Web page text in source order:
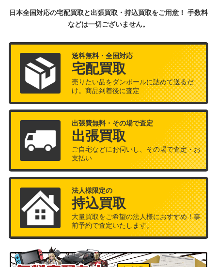
日本全国対応の宅配買取と出張買取・持込買取をご用意！ 手数料
などは一切ございません。
送料無料・全国対応
宅配買取
売りたい品をダンボールに詰めて送るだ
け。商品到着後に査定
出張費無料・その場で査定
出張買取
ご自宅などにお伺いし、その場で査定・お
支払い
法人様限定の
持込買取
大量買取をご希望の法人様におすすめ！事
前予約で査定いたします。